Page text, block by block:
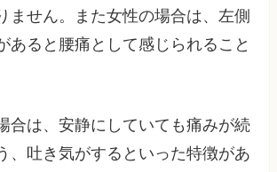
ません。また女性の場合は、左側
あると腰痛として感じられること
合は、安静にしていても痛みが続
、吐き気がするといった特徴があ